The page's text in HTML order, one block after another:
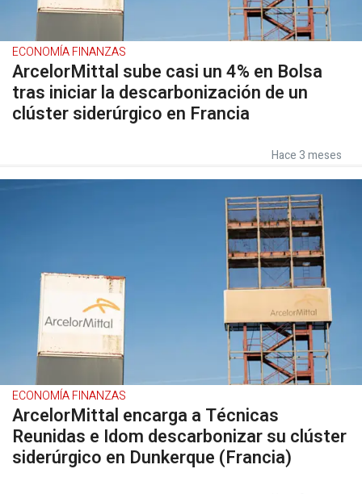
ECONOMÍA FINANZAS
ArcelorMittal sube casi un 4% en Bolsa
tras iniciar la descarbonización de un
clúster siderúrgico en Francia
Hace 3 meses
ECONOMÍA FINANZAS
ArcelorMittal encarga a Técnicas
Reunidas e Idom descarbonizar su clúster
siderúrgico en Dunkerque (Francia)